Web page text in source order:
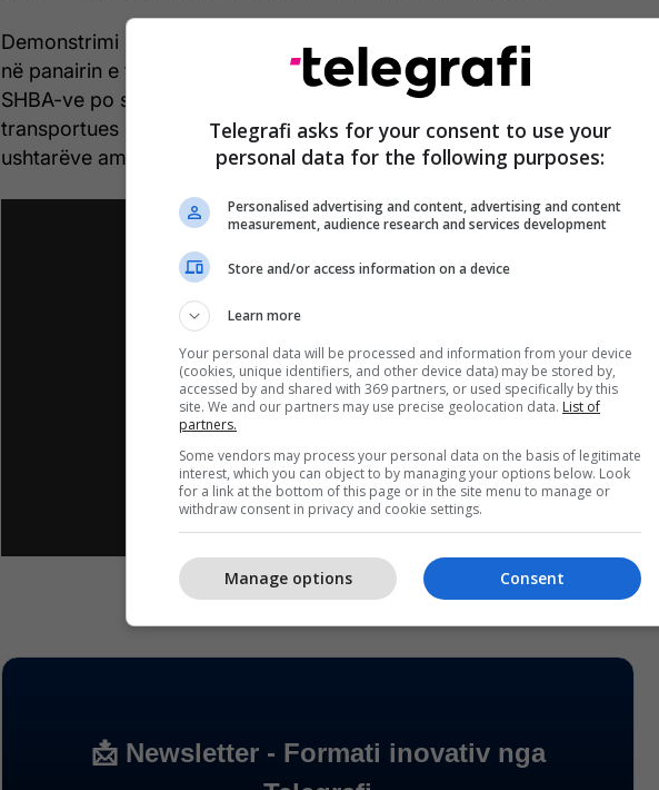
Demonstrimi i fluturimit është bërë si parapërgatitje për pjesëmarrje
në panairin e fluturakeve pa pilot "TRUAS", ku forcat detare të
SHBA-ve po shqyrtojnë mundësinë e prodhimit të dronëve
transportues që do të mund të dërgonin mallra dhe gjësende tjera
ushtarëve amerikanë që janë nëpër misione jashtë vendit. /Telegrafi/
Telegrafi asks for your consent to use your
personal data for the following purposes:
Personalised advertising and content, advertising and content
measurement, audience research and services development
Store and/or access information on a device
Learn more
Your personal data will be processed and information from your device
(cookies, unique identifiers, and other device data) may be stored by,
accessed by and shared with 369 partners, or used specifically by this
site. We and our partners may use precise geolocation data. List of
partners.
Some vendors may process your personal data on the basis of legitimate
interest, which you can object to by managing your options below. Look
for a link at the bottom of this page or in the site menu to manage or
withdraw consent in privacy and cookie settings.
Consent
Manage options